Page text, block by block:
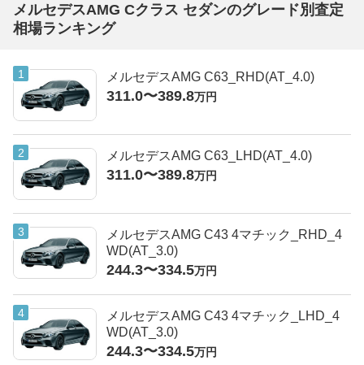
メルセデスAMG Cクラス セダンのグレード別査定
相場ランキング
メルセデスAMG C63_RHD(AT_4.0)
311.0〜389.8万円
メルセデスAMG C63_LHD(AT_4.0)
311.0〜389.8万円
メルセデスAMG C43 4マチック_RHD_4
WD(AT_3.0)
244.3〜334.5万円
メルセデスAMG C43 4マチック_LHD_4
WD(AT_3.0)
244.3〜334.5万円